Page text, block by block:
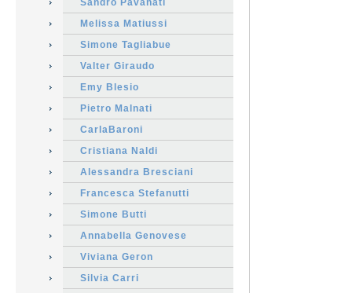
Sandro Pavanati
Melissa Matiussi
Simone Tagliabue
Valter Giraudo
Emy Blesio
Pietro Malnati
CarlaBaroni
Cristiana Naldi
Alessandra Bresciani
Francesca Stefanutti
Simone Butti
Annabella Genovese
Viviana Geron
Silvia Carri